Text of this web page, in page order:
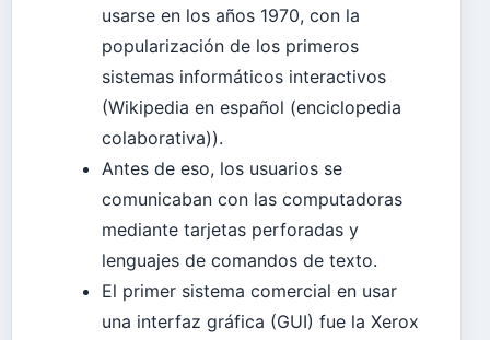
usarse en los años 1970, con la
popularización de los primeros
sistemas informáticos interactivos
(Wikipedia en español (enciclopedia
colaborativa)).
Antes de eso, los usuarios se
comunicaban con las computadoras
mediante tarjetas perforadas y
lenguajes de comandos de texto.
El primer sistema comercial en usar
una interfaz gráfica (GUI) fue la Xerox